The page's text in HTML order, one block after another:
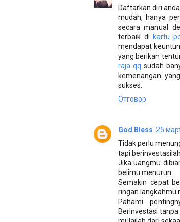
Daftarkan diri
mudah, hanya
secara manual
terbaik dikartu
mendapat
yang berikan
raja qq sudah
kemenangan
sukses.
Отговор
God Bless 25
Tidak perlu
tapi
Jika uangmu
belimu menurun.
Semakin cepat
ringan langkahmu
Pahami
Berinvestasi